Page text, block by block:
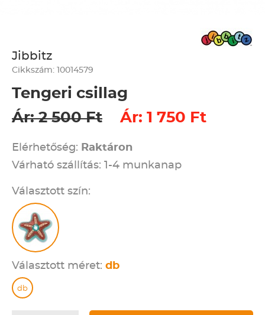
Jibbitz
Cikkszám: 10014579
Tengeri csillag
Ár: 2 500 Ft
Ár: 1 750 Ft
Elérhetőség: Raktáron
Várható szállítás: 1-4 munkanap
Választott szín:
Választott méret: db
db